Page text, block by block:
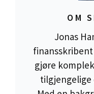
OM
Jonas
gjøre
tilgjengelige